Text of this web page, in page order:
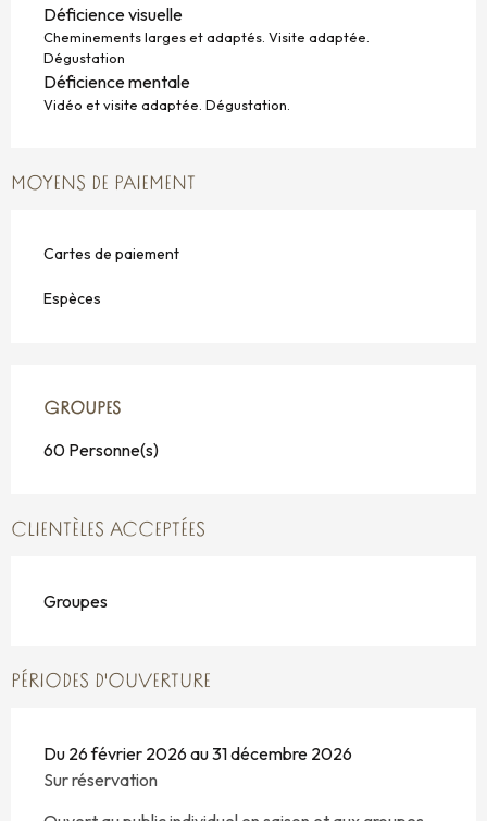
Déficience visuelle
Cheminements larges et adaptés. Visite adaptée.
Dégustation
Déficience mentale
Vidéo et visite adaptée. Dégustation.
MOYENS DE PAIEMENT
Cartes de paiement
Espèces
GROUPES
GROUPES
60 Personne(s)
CLIENTÈLES ACCEPTÉES
Groupes
PÉRIODES D'OUVERTURE
Du 26 février 2026 au 31 décembre 2026
Sur réservation